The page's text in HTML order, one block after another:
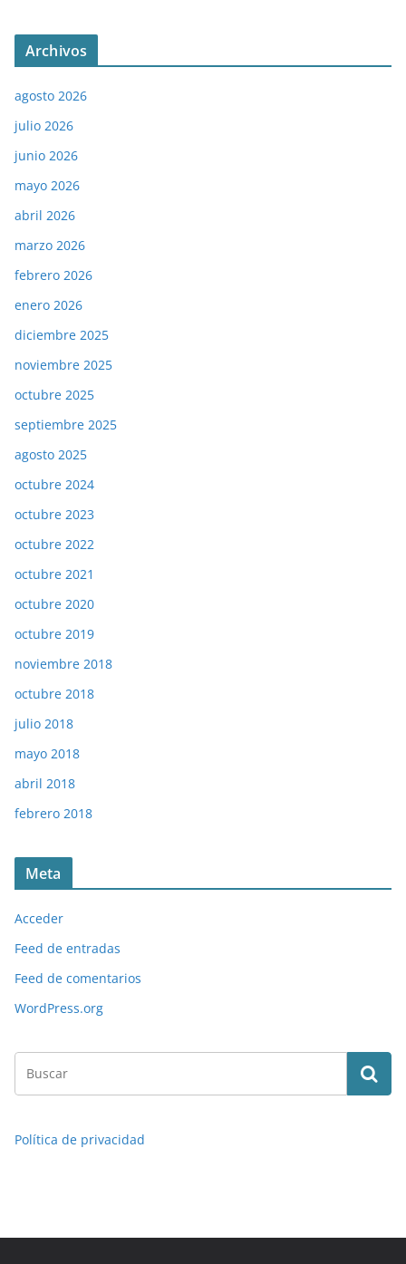
Archivos
agosto 2026
julio 2026
junio 2026
mayo 2026
abril 2026
marzo 2026
febrero 2026
enero 2026
diciembre 2025
noviembre 2025
octubre 2025
septiembre 2025
agosto 2025
octubre 2024
octubre 2023
octubre 2022
octubre 2021
octubre 2020
octubre 2019
noviembre 2018
octubre 2018
julio 2018
mayo 2018
abril 2018
febrero 2018
Meta
Acceder
Feed de entradas
Feed de comentarios
WordPress.org
Política de privacidad